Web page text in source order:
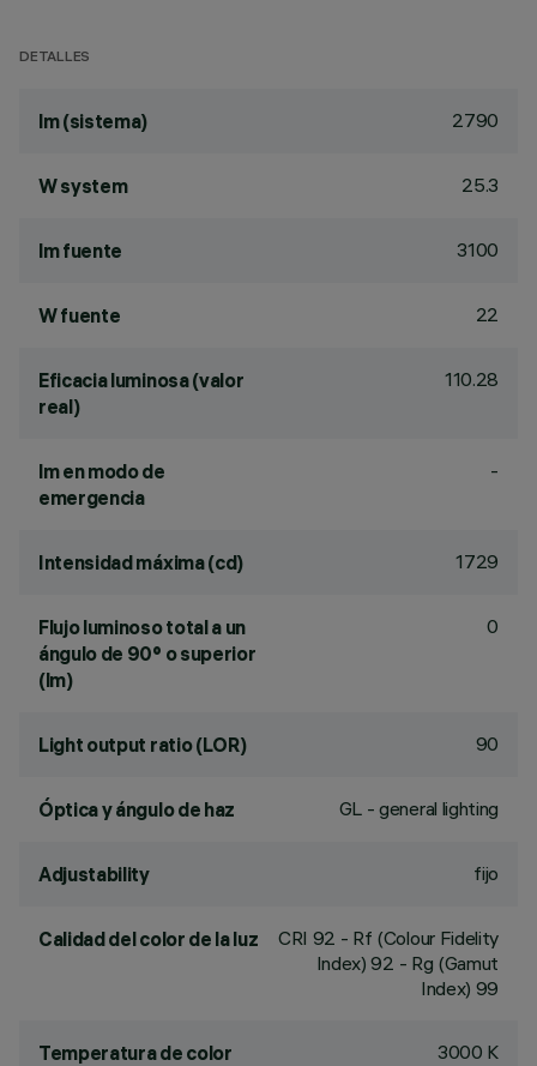
DETALLES
lm (sistema) 2790
W system 25.3
lm fuente 3100
W fuente 22
Eficacia luminosa (valor
real)
110.28
lm en modo de
emergencia
-
Intensidad máxima (cd) 1729
Flujo luminoso total a un
ángulo de 90° o superior
(lm)
0
Light output ratio (LOR) 90
Óptica y ángulo de haz GL - general lighting
Adjustability fijo
Calidad del color de la luz CRI 92 - Rf (Colour Fidelity
Index) 92 - Rg (Gamut
Index) 99
Temperatura de color 3000 K